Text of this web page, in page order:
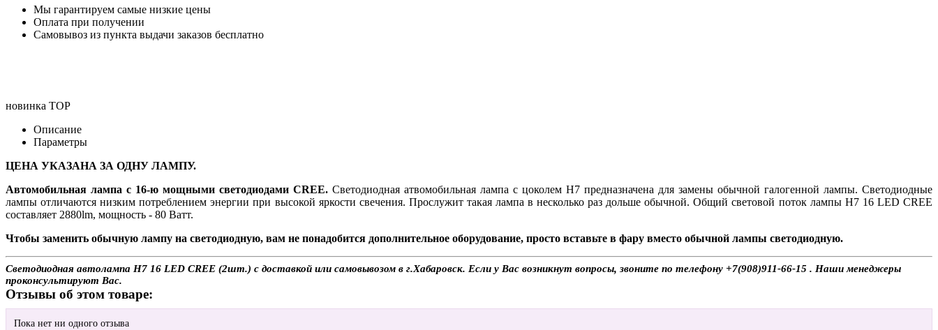
Мы гарантируем самые низкие цены
Оплата при получении
Самовывоз из пункта выдачи заказов бесплатно
новинка TOP
Описание
Параметры
ЦЕНА УКАЗАНА ЗА ОДНУ ЛАМПУ.
Автомобильная лампа с 16-ю мощными светодиодами CREE. Светодиодная атвомобильная лампа с цоколем H7 предназначена для замены обычной галогенной лампы. Светодиодные
лампы отличаются низким потреблением энергии при высокой яркости свечения. Прослужит такая лампа в несколько раз дольше обычной. Общий световой поток лампы H7 16 LED CREE
составляет 2880lm, мощность - 80 Ватт.
Чтобы заменить обычную лампу на светодиодную, вам не понадобится дополнительное оборудование, просто вставьте в фару вместо обычной лампы светодиодную.
Светодиодная автолампа H7 16 LED CREE (2шт.) с доставкой или самовывозом в г.Хабаровск. Если у Вас возникнут вопросы, звоните по телефону +7(908)911-66-15 . Наши менеджеры
проконсультируют Вас.
Отзывы об этом товаре:
Пока нет ни одного отзыва